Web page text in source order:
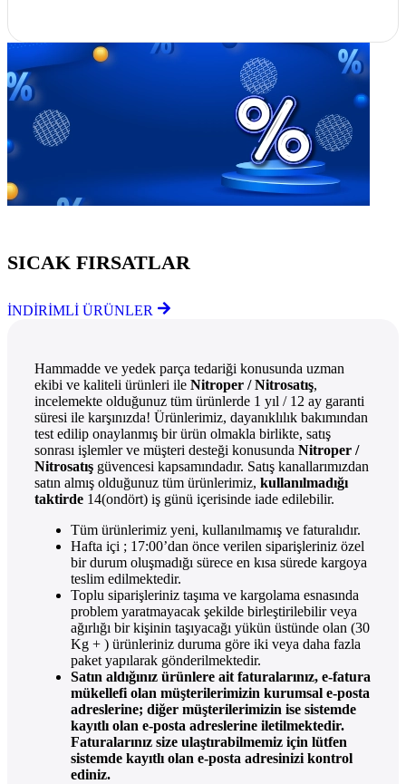
SICAK FIRSATLAR
İNDİRİMLİ ÜRÜNLER
Hammadde ve yedek parça tedariği konusunda uzman
ekibi ve kaliteli ürünleri ile Nitroper / Nitrosatış,
incelemekte olduğunuz tüm ürünlerde 1 yıl / 12 ay garanti
süresi ile karşınızda! Ürünlerimiz, dayanıklılık bakımından
test edilip onaylanmış bir ürün olmakla birlikte, satış
sonrası işlemler ve müşteri desteği konusunda Nitroper /
Nitrosatış güvencesi kapsamındadır. Satış kanallarımızdan
satın almış olduğunuz tüm ürünlerimiz, kullanılmadığı
taktirde 14(ondört) iş günü içerisinde iade edilebilir.
Tüm ürünlerimiz yeni, kullanılmamış ve faturalıdır.
Hafta içi ; 17:00’dan önce verilen siparişleriniz özel
bir durum oluşmadığı sürece en kısa sürede kargoya
teslim edilmektedir.
Toplu siparişleriniz taşıma ve kargolama esnasında
problem yaratmayacak şekilde birleştirilebilir veya
ağırlığı bir kişinin taşıyacağı yükün üstünde olan (30
Kg + ) ürünleriniz duruma göre iki veya daha fazla
paket yapılarak gönderilmektedir.
Satın aldığınız ürünlere ait faturalarınız, e-fatura
mükellefi olan müşterilerimizin kurumsal e-posta
adreslerine; diğer müşterilerimizin ise sistemde
kayıtlı olan e-posta adreslerine iletilmektedir.
Faturalarınız size ulaştırabilmemiz için lütfen
sistemde kayıtlı olan e-posta adresinizi kontrol
ediniz.